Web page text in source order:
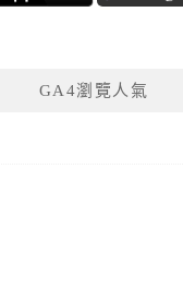
GA4瀏覽人氣